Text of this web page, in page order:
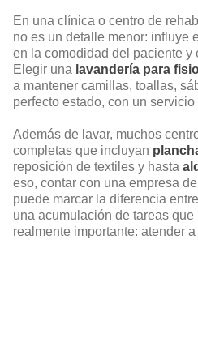
En una clínica o centro de
no es un detalle menor: influye
en la comodidad del paciente y
Elegir una lavandería para
a mantener camillas, toallas,
perfecto estado, con un
Además de lavar, muchos
completas que incluyan
reposición de textiles y hasta
eso, contar con una empresa de
puede marcar la diferencia
una acumulación de tareas que
realmente importante: atender